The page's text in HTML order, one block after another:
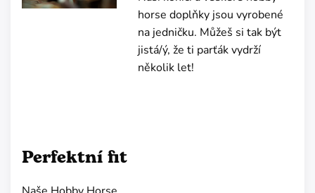
horse doplňky jsou vyrobené
na jedničku. Můžeš si tak být
jistá/ý, že ti parťák vydrží
několik let!
Perfektní fit